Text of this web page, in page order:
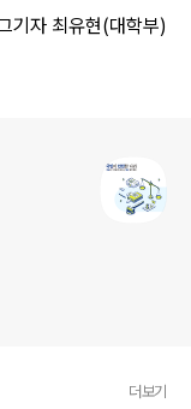
기자 최유현(대학부)
더보기